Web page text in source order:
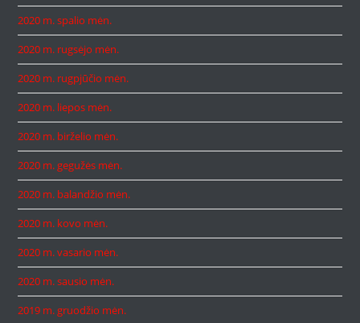
2020 m. spalio mėn.
2020 m. rugsėjo mėn.
2020 m. rugpjūčio mėn.
2020 m. liepos mėn.
2020 m. birželio mėn.
2020 m. gegužės mėn.
2020 m. balandžio mėn.
2020 m. kovo mėn.
2020 m. vasario mėn.
2020 m. sausio mėn.
2019 m. gruodžio mėn.